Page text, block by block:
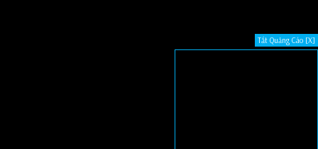
Tắt Quảng Cáo [X]